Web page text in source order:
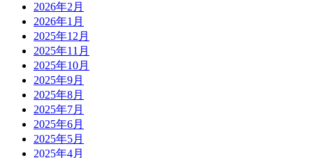
2026年2月
2026年1月
2025年12月
2025年11月
2025年10月
2025年9月
2025年8月
2025年7月
2025年6月
2025年5月
2025年4月